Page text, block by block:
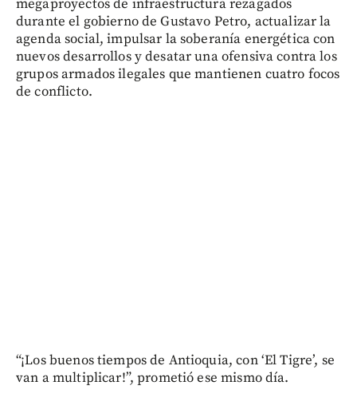
megaproyectos de infraestructura rezagados
durante el gobierno de Gustavo Petro, actualizar la
agenda social, impulsar la soberanía energética con
nuevos desarrollos y desatar una ofensiva contra los
grupos armados ilegales que mantienen cuatro focos
de conflicto.
“¡Los buenos tiempos de Antioquia, con ‘El Tigre’, se
van a multiplicar!”, prometió ese mismo día.